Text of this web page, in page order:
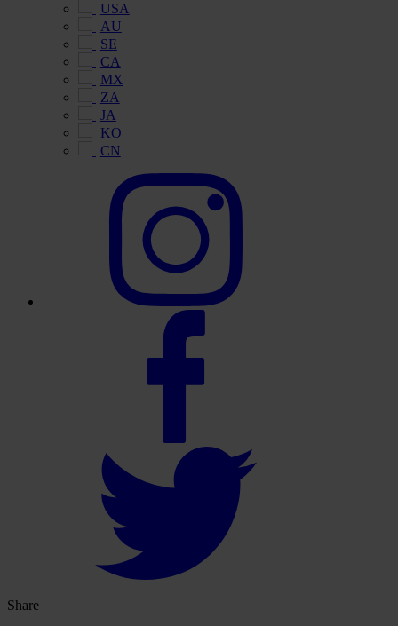
USA
AU
SE
CA
MX
ZA
JA
KO
CN
Share